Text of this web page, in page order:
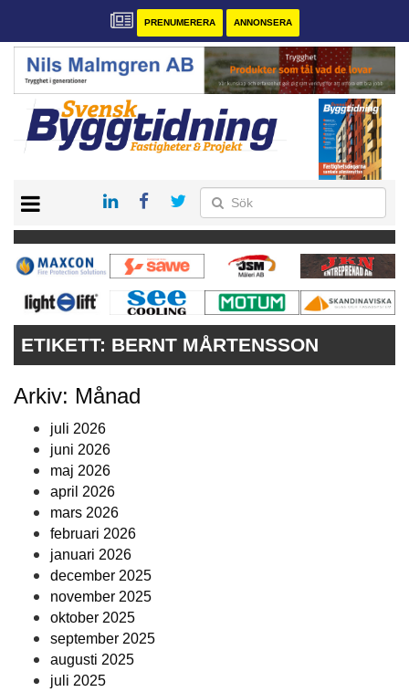
PRENUMERERA ANNONSERA
PRENUMERERA
VÅRA ANDRA MAGASIN
ANNONSERA
ETIKETT: BERNT MÅRTENSSON
Arkiv: Månad
juli 2026
juni 2026
maj 2026
april 2026
mars 2026
februari 2026
januari 2026
december 2025
november 2025
oktober 2025
september 2025
augusti 2025
juli 2025